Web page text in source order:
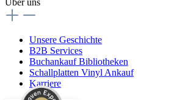
Über uns
Unsere Geschichte
B2B Services
Buchankauf Bibliotheken
Schallplatten Vinyl Ankauf
Karriere